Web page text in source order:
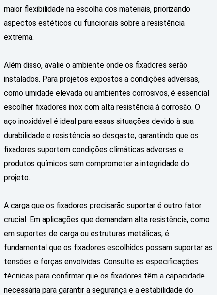
maior flexibilidade na escolha dos materiais, priorizando
aspectos estéticos ou funcionais sobre a resistência
extrema.
Além disso, avalie o ambiente onde os fixadores serão
instalados. Para projetos expostos a condições adversas,
como umidade elevada ou ambientes corrosivos, é essencial
escolher fixadores inox com alta resistência à corrosão. O
aço inoxidável é ideal para essas situações devido à sua
durabilidade e resistência ao desgaste, garantindo que os
fixadores suportem condições climáticas adversas e
produtos químicos sem comprometer a integridade do
projeto.
A carga que os fixadores precisarão suportar é outro fator
crucial. Em aplicações que demandam alta resistência, como
em suportes de carga ou estruturas metálicas, é
fundamental que os fixadores escolhidos possam suportar as
tensões e forças envolvidas. Consulte as especificações
técnicas para confirmar que os fixadores têm a capacidade
necessária para garantir a segurança e a estabilidade do